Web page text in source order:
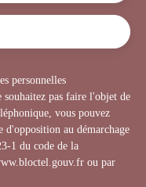
personnelles
pas faire l'objet de
vous pouvez
au démarchage
1 du code de la
ou par